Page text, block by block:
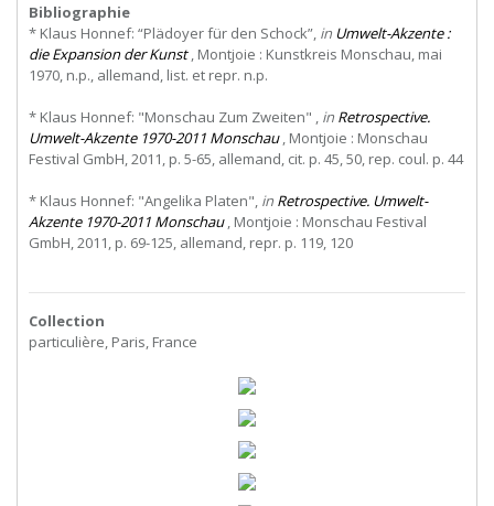
Bibliographie
* Klaus Honnef: “Plädoyer für den Schock”, in Umwelt-Akzente :
die Expansion der Kunst, Montjoie : Kunstkreis Monschau, mai
1970, n.p., allemand, list. et repr. n.p.
* Klaus Honnef: "Monschau Zum Zweiten" , in Retrospective.
Umwelt-Akzente 1970-2011 Monschau, Montjoie : Monschau
Festival GmbH, 2011, p. 5-65, allemand, cit. p. 45, 50, rep. coul. p. 44
* Klaus Honnef: "Angelika Platen", in Retrospective. Umwelt-
Akzente 1970-2011 Monschau, Montjoie : Monschau Festival
GmbH, 2011, p. 69-125, allemand, repr. p. 119, 120
Collection
particulière, Paris, France